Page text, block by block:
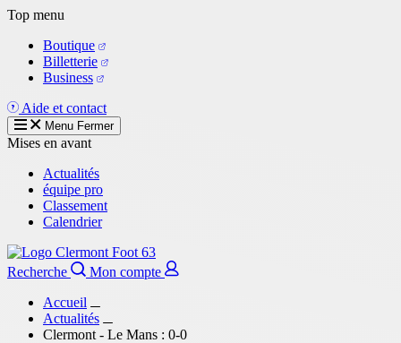
Aller
contenu
principal
Top menu
Boutique
Billetterie
Business
Aide et contact
Menu Fermer
Mises en avant
Actualités
équipe pro
Classement
Calendrier
Recherche
Mon compte
Accueil
Actualités
Clermont - Le Mans : 0-0